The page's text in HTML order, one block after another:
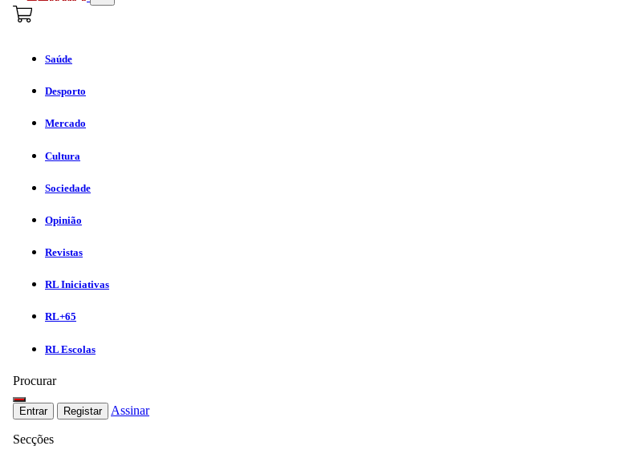
Saúde
Desporto
Mercado
Cultura
Sociedade
Opinião
Revistas
RL Iniciativas
RL+65
RL Escolas
Procurar
Entrar Registar Assinar
Secções